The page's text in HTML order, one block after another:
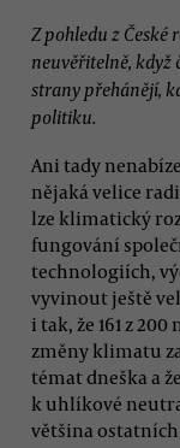
Z pohledu z
neuvěřitelně, když
strany přehánějí,
politiku.
Ani tady
nějaká velice
lze klimatický
fungování
technologiích,
vyvinout ještě
i tak, že 161 z
změny klimatu
témat dneška a
k uhlíkové
většina ostatních